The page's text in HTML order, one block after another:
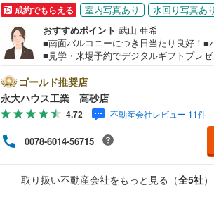
成約でもらえる 室内写真あり
水回り写真あり
おすすめポイント 武山 亜希
■南面バルコニーにつき日当たり良好！■
■見学・来場予約でデジタルギフトプレ
は当社の強みを大きく2つに分けてご紹
ション・土地...と種別を問わず不動産を
商業施設、子育て環境や行政などの地域
選びをして頂けるよう、しっかりとサポ
スタッフ＞当社では【購入】【売却】
関する様々なご質問はもちろん、ご購入
いても、誠心誠意ご説明させて頂きま
火・水曜日※店舗により変動あり）現地
にお問い合わせください！
ゴールド推奨店
永大ハウス工業 高砂店
4.72 不動産会社レビュー 11件
0078-6014-56715
取り扱い不動産会社をもっと見る（全5社）
バルコニー、庭
ウッドデッキあり（0）
収納
ウォークインクローゼット